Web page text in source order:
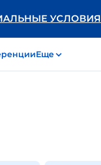
УСЛОВИЯ
Еще